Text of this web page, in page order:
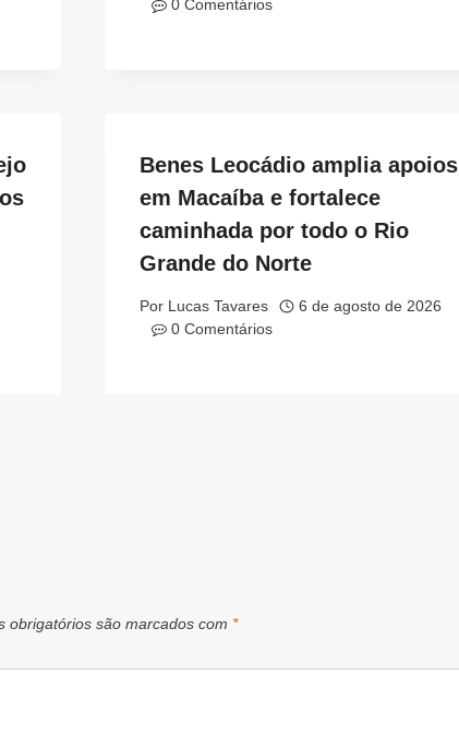
0 Comentários
Benes Leocádio amplia apoios
em Macaíba e fortalece
caminhada por todo o Rio
Grande do Norte
Por Lucas Tavares
6 de agosto de 2026
0 Comentários
obrigatórios são marcados com *